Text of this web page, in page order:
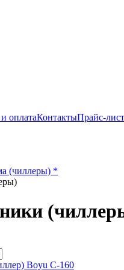
оплатаКонтактыПрайс-лист
(чиллеры) *